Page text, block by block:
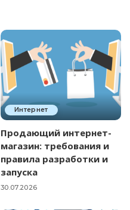
Интернет
Продающий интернет-
магазин: требования и
правила разработки и
запуска
30.07.2026